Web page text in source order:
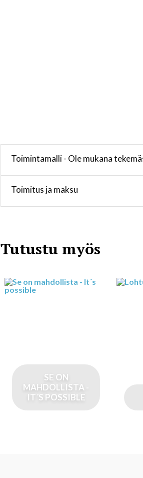
Toimintamalli - Ole mukana
Toimitus ja maksu
Tutustu myös
SE ON
MAHDOLLISTA -
IT´S POSSIBLE